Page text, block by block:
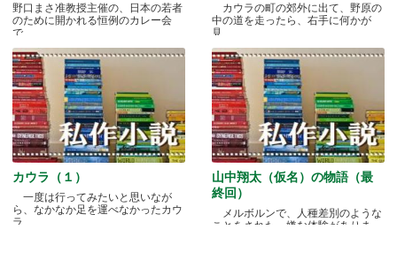
野口まさ准教授主催の、日本の若者
のために開かれる恒例のカレー会
で.....
カウラの町の郊外に出て、野原の
中の道を走ったら、右手に何かが
見.....
カウラ（１）
一度は行ってみたいと思いなが
ら、なかなか足を運べなかったカウ
ラ.....
山中翔太（仮名）の物語（最
終回）
メルボルンで、人種差別のような
ことをされた、嫌な体験がありま